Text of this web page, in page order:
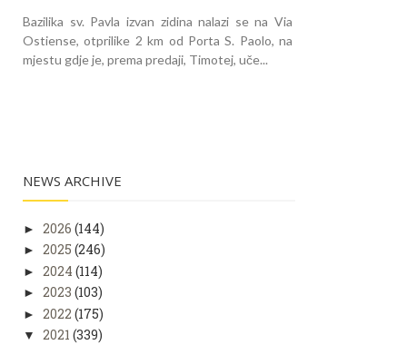
Bazilika sv. Pavla izvan zidina nalazi se na Via
Ostiense, otprilike 2 km od Porta S. Paolo, na
mjestu gdje je, prema predaji, Timotej, uče...
NEWS ARCHIVE
► 2026 (144)
► 2025 (246)
► 2024 (114)
► 2023 (103)
► 2022 (175)
▼ 2021 (339)